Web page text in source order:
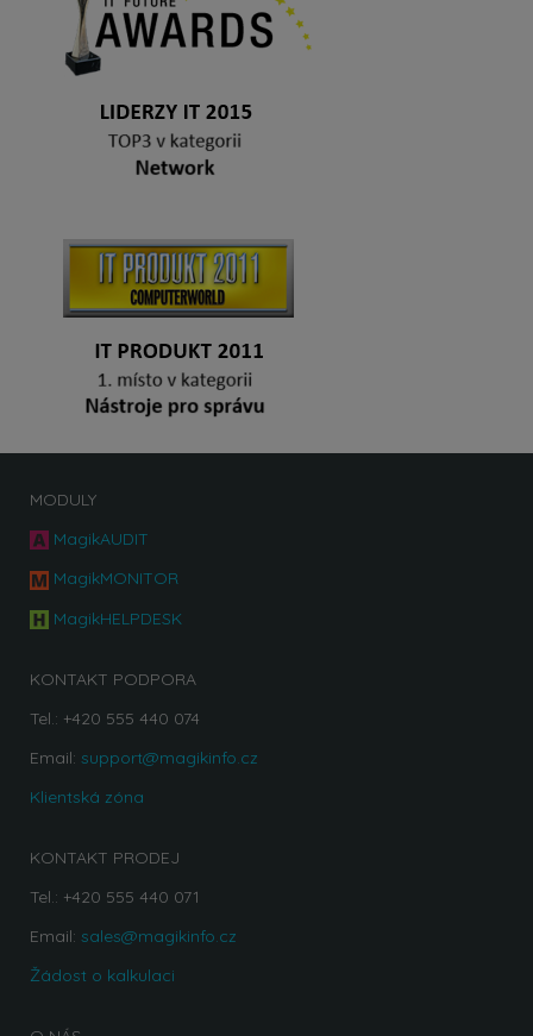
MODULY
MagikAUDIT
MagikMONITOR
MagikHELPDESK
KONTAKT PODPORA
Tel.: +420 555 440 074
Email: support@magikinfo.cz
Klientská zóna
KONTAKT PRODEJ
Tel.: +420 555 440 071
Email: sales@magikinfo.cz
Žádost o kalkulaci